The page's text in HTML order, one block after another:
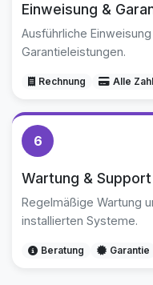
Einweisung &
Ausführliche
Garantieleistungen.
Rechnung Alle
6
Wartung & Support
Regelmäßige Wartung
installierten Systeme.
Beratung Garantie